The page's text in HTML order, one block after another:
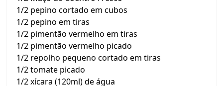
1/2 pepino cortado em cubos
1/2 pepino em tiras
1/2 pimentão vermelho em tiras
1/2 pimentão vermelho picado
1/2 repolho pequeno cortado em tiras
1/2 tomate picado
1/2 xícara (120ml) de água